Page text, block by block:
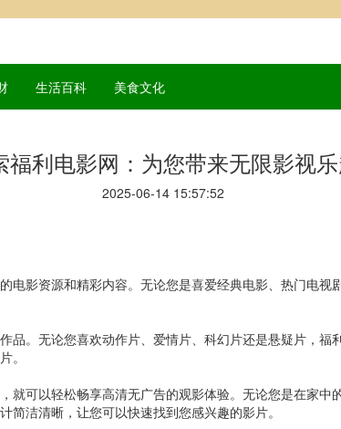
生活百科 美食文化
福利电影网：为您带来无限影视
2025-06-14 15:57:52
电影资源和精彩内容。无论您是喜爱经典电影、热门电
品。无论您喜欢动作片、爱情片、科幻片还是悬疑片，
。
就可以轻松畅享高清无广告的观影体验。无论您是在家
洁清晰，让您可以快速找到您感兴趣的影片。